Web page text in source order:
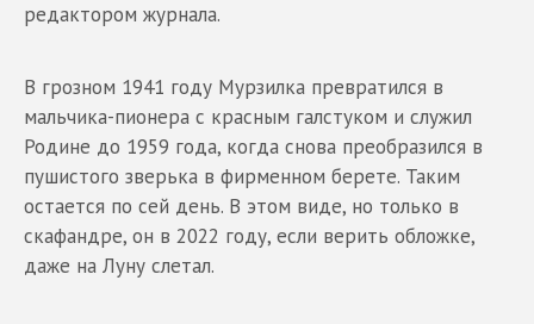
редактором журнала.
В грозном 1941 году Мурзилка превратился в
мальчика-пионера с красным галстуком и служил
Родине до 1959 года, когда снова преобразился в
пушистого зверька в фирменном берете. Таким
остается по сей день. В этом виде, но только в
скафандре, он в 2022 году, если верить обложке,
даже на Луну слетал.